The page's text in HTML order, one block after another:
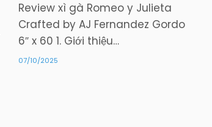
Review xì gà Romeo y Julieta
Crafted by AJ Fernandez Gordo
6″ x 60 1. Giới thiệu…
07/10/2025